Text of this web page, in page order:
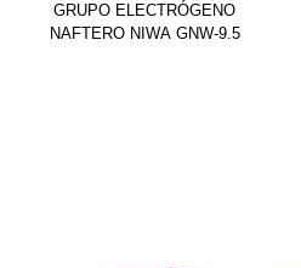
GRUPO ELECTRÓGENO
NAFTERO NIWA GNW-9.5